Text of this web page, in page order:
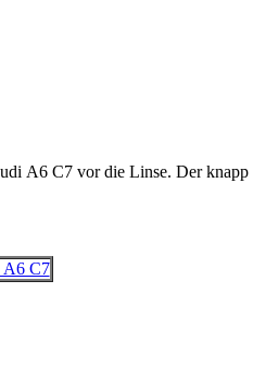
A6 C7 vor die Linse. Der